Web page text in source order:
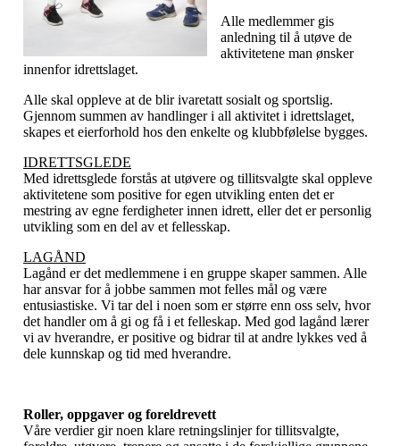
Alle medlemmer gis
anledning til å utøve de
aktivitetene man ønsker
innenfor idrettslaget.
Alle skal oppleve at de blir ivaretatt sosialt og sportslig.
Gjennom summen av handlinger i all aktivitet i idrettslaget,
skapes et eierforhold hos den enkelte og klubbfølelse bygges.
IDRETTSGLEDE
Med idrettsglede forstås at utøvere og tillitsvalgte skal oppleve
aktivitetene som positive for egen utvikling enten det er
mestring av egne ferdigheter innen idrett, eller det er personlig
utvikling som en del av et fellesskap.
LAGÅND
Lagånd er det medlemmene i en gruppe skaper sammen. Alle
har ansvar for å jobbe sammen mot felles mål og være
entusiastiske. Vi tar del i noen som er større enn oss selv, hvor
det handler om å gi og få i et felleskap. Med god lagånd lærer
vi av hverandre, er positive og bidrar til at andre lykkes ved å
dele kunnskap og tid med hverandre.
Roller, oppgaver og foreldrevett
Våre verdier gir noen klare retningslinjer for tillitsvalgte,